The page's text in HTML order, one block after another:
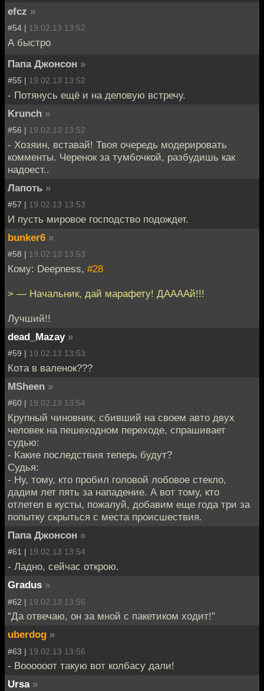
efcz »
#54 | 19.02.13 13:52
А быстро
Папа Джонсон »
#55 | 19.02.13 13:52
- Потянусь ещё и на деловую встречу.
Krunch »
#56 | 19.02.13 13:52
- Хозяин, вставай! Твоя очередь модерировать
комменты. Черенок за тумбочкой, разбудишь как
надоест..
Лапоть »
#57 | 19.02.13 13:53
И пусть мировое господство подождет.
bunker6 »
#58 | 19.02.13 13:53
Кому: Deepness, #28
> — Начальник, дай марафету! ДААААй!!!
Лучший!!
dead_Mazay »
#59 | 19.02.13 13:53
Кота в валенок???
MSheen »
#60 | 19.02.13 13:54
Крупный чиновник, сбивший на своем авто двух
человек на пешеходном переходе, спрашивает
судью:
- Какие последствия теперь будут?
Судья:
- Ну, тому, кто пробил головой лобовое стекло,
дадим лет пять за нападение. А вот тому, кто
отлетел в кусты, пожалуй, добавим еще года три за
попытку скрыться с места происшествия.
Папа Джонсон »
#61 | 19.02.13 13:54
- Ладно, сейчас открою.
Gradus »
#62 | 19.02.13 13:56
"Да отвечаю, он за мной с пакетиком ходит!"
uberdog »
#63 | 19.02.13 13:56
- Воооооот такую вот колбасу дали!
Ursa »